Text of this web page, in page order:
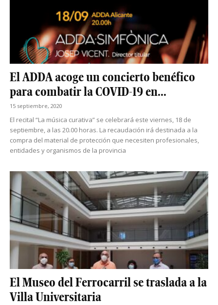
El ADDA acoge un concierto benéfico
para combatir la COVID-19 en...
15 septiembre, 2020
El recital “La música curativa” se celebrará este viernes, 18 de
septiembre, a las 20.00 horas. La recaudación irá destinada a la
compra del material de protección que necesiten profesionales,
entidades y organismos de la provincia
El Museo del Ferrocarril se traslada a la
Villa Universitaria